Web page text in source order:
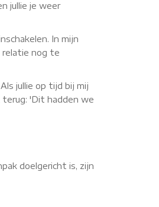
jullie je weer
In mijn
relatie nog te
jullie op tijd bij mij
'Dit hadden we
doelgericht is, zijn